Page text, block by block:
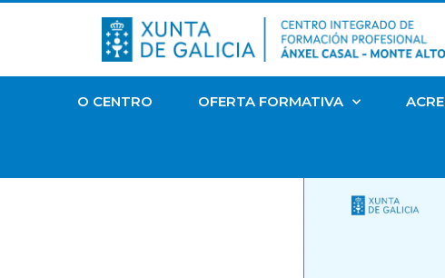
O CENTRO OFERTA FORMATIVA